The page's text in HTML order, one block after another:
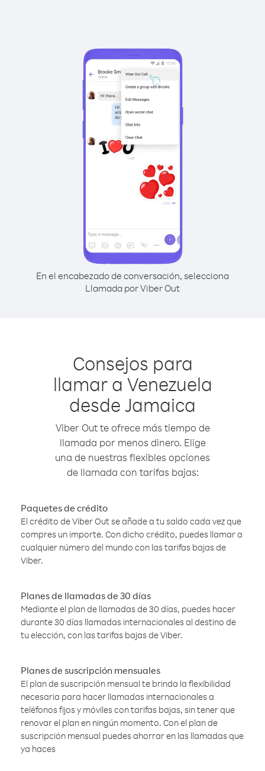
En el encabezado de conversación, selecciona
Llamada por Viber Out
Consejos para
llamar a Venezuela
desde Jamaica
Viber Out te ofrece más tiempo de
llamada por menos dinero. Elige
una de nuestras flexibles opciones
de llamada con tarifas bajas:
Paquetes de crédito
El crédito de Viber Out se añade a tu saldo cada vez que
compres un importe. Con dicho crédito, puedes llamar a
cualquier número del mundo con las tarifas bajas de
Viber.
Planes de llamadas de 30 días
Mediante el plan de llamadas de 30 días, puedes hacer
durante 30 días llamadas internacionales al destino de
tu elección, con las tarifas bajas de Viber.
Planes de suscripción mensuales
El plan de suscripción mensual te brinda la flexibilidad
necesaria para hacer llamadas internacionales a
teléfonos fijos y móviles con tarifas bajas, sin tener que
renovar el plan en ningún momento. Con el plan de
suscripción mensual puedes ahorrar en las llamadas que
ya haces